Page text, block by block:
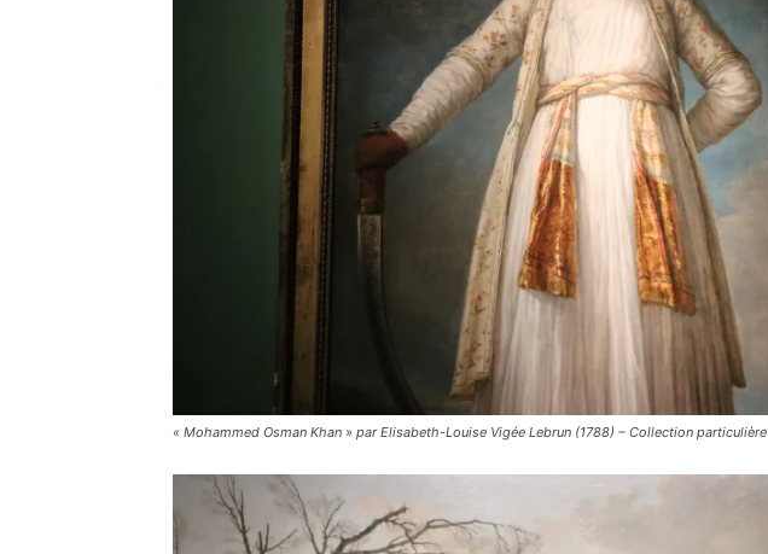
« Mohammed Osman Khan » par Elisabeth-Louise Vigée Lebrun (1788) – Collection particulière